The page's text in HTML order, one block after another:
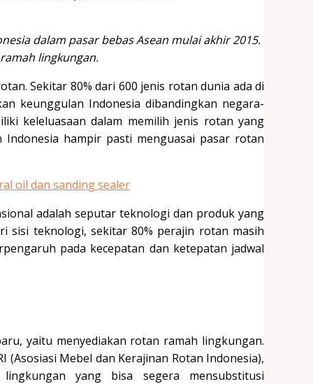
dalam pasar bebas Asean mulai akhir 2015.
lingkungan.
Sekitar 80% dari 600 jenis rotan dunia ada di
keunggulan Indonesia dibandingkan negara-
keleluasaan dalam memilih jenis rotan yang
hampir pasti menguasai pasar rotan
adalah seputar teknologi dan produk yang
sisi teknologi, sekitar 80% perajin rotan masih
pada kecepatan dan ketepatan jadwal
yaitu menyediakan rotan ramah lingkungan.
(Asosiasi Mebel dan Kerajinan Rotan Indonesia),
yang bisa segera mensubstitusi